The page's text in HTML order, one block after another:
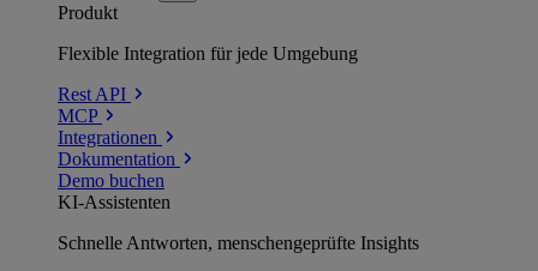
Produkt
Flexible Integration für jede Umgebung
Rest API
MCP
Integrationen
Dokumentation
Demo buchen
KI-Assistenten
Schnelle Antworten, menschengeprüfte Insights